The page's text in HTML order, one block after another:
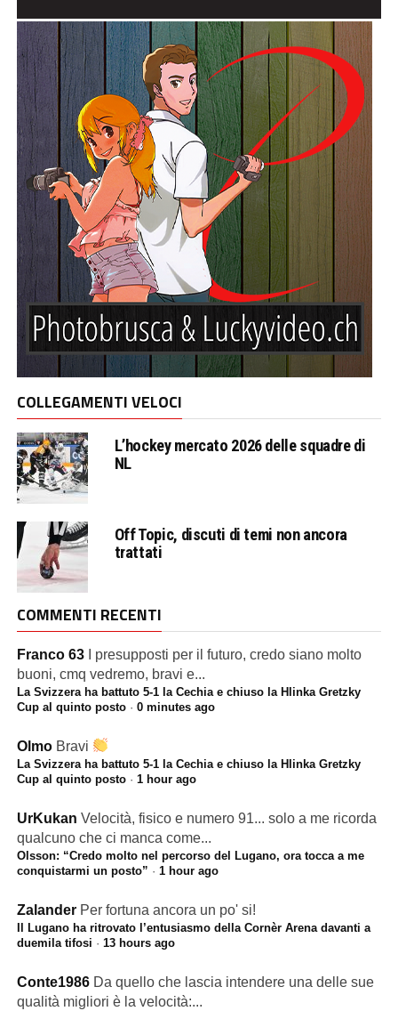
COLLEGAMENTI VELOCI
L’hockey mercato 2026 delle squadre di
NL
Off Topic, discuti di temi non ancora
trattati
COMMENTI RECENTI
Franco 63
I presupposti per il futuro, credo siano molto
buoni, cmq vedremo, bravi e...
La Svizzera ha battuto 5-1 la Cechia e chiuso la Hlinka Gretzky
Cup al quinto posto· 0 minutes ago
Olmo Bravi
La Svizzera ha battuto 5-1 la Cechia e chiuso la Hlinka Gretzky
Cup al quinto posto· 1 hour ago
UrKukan Velocità, fisico e numero 91... solo a me ricorda
qualcuno che ci manca come...
Olsson: “Credo molto nel percorso del Lugano, ora tocca a me
conquistarmi un posto” · 1 hour ago
Zalander Per fortuna ancora un po' si!
Il Lugano ha ritrovato l’entusiasmo della Cornèr Arena davanti a
duemila tifosi · 13 hours ago
Conte1986 Da quello che lascia intendere una delle sue
qualità migliori è la velocità:...